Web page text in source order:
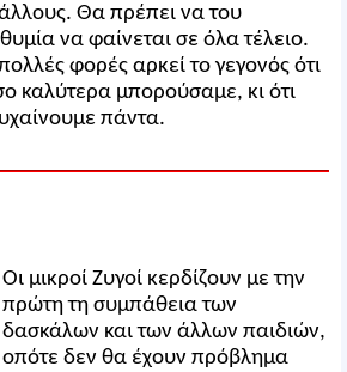
Θα πρέπει να του
να φαίνεται σε όλα τέλειο.
φορές αρκεί το γεγονός ότι
καλύτερα μπορούσαμε, κι ότι
πάντα.
Οι μικροί Ζυγοί κερδίζουν με την
πρώτη τη συμπάθεια των
δασκάλων και των άλλων παιδιών,
οπότε δεν θα έχουν πρόβλημα